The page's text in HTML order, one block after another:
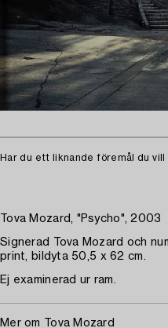
Har du ett liknande föremål du
Tova Mozard, "Psycho", 2003
Signerad Tova Mozard och
print, bildyta 50,5 x 62 cm.
Ej examinerad ur ram.
Mer om Tova Mozard